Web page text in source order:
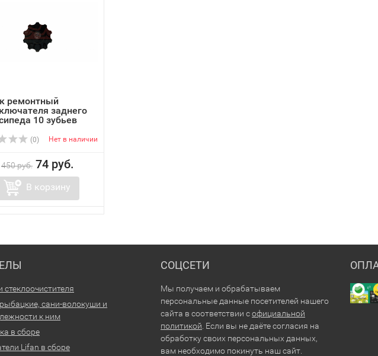
ремонтный
заднего
10 зубьев
(0) Нет в наличии
450 руб. 74 руб.
В корзину
стеклоочистителя
сани-волокуши и
к ним
в сборе
Lifan в сборе
СОЦСЕТИ
Мы получаем и обрабатываем
персональные данные посетителей нашего
сайта в соответствии софициальной
политикой . Если вы не даёте согласия на
обработку своих персональных данных,
вам необходимо покинуть наш сайт.